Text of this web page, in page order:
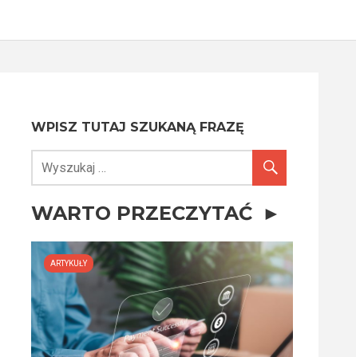
WPISZ TUTAJ SZUKANĄ FRAZĘ
WARTO PRZECZYTAĆ
ARTYKUŁY